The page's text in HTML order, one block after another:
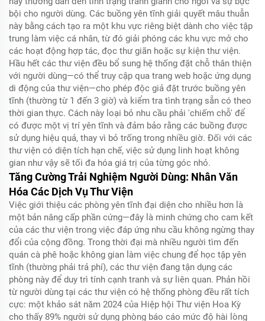
bội cho người dùng. Các buồng yên tĩnh giải quyết mâu thuẫn
này bằng cách tạo ra một khu vực riêng biệt dành cho việc tập
trung làm việc cá nhân, từ đó giải phóng các khu vực mở cho
các hoạt động hợp tác, đọc thư giãn hoặc sự kiện thư viện.
Hầu hết các thư viện đều bổ sung hệ thống đặt chỗ thân thiện
với người dùng—có thể truy cập qua trang web hoặc ứng dụng
di động của thư viện—cho phép độc giả đặt trước buồng yên
tĩnh (thường từ 1 đến 3 giờ) và kiểm tra tình trạng sẵn có theo
thời gian thực. Cách này loại bỏ nhu cầu phải 'chiếm chỗ' để
có được một vị trí yên tĩnh và đảm bảo rằng các buồng được
sử dụng hiệu quả, thay vì bỏ trống trong nhiều giờ. Đối với các
thư viện có diện tích hạn chế, việc sử dụng linh hoạt không
gian như vậy sẽ tối đa hóa giá trị của từng góc nhỏ.
Tăng Cường Trải Nghiệm Người Dùng: Nhân Văn
Hóa Các Dịch Vụ Thư Viện
Việc giới thiệu các phòng yên tĩnh đại diện cho nhiều hơn là
một bản nâng cấp phần cứng—đây là minh chứng cho cam kết
của các thư viện trong việc đáp ứng nhu cầu không ngừng thay
đổi của cộng đồng. Trong thời đại mà nhiều người tìm đến
quán cà phê hoặc không gian làm việc chung để học tập yên
tĩnh (thường phải trả phí), các thư viện đang tận dụng các
phòng này để duy trì tính cạnh tranh và sự liên quan. Phản hồi
từ người dùng tại các thư viện có hệ thống phòng đều rất tích
cực: một khảo sát năm 2024 của Hiệp hội Thư viện Hoa Kỳ
cho thấy 89% người sử dụng phòng báo cáo mức độ hài lòng